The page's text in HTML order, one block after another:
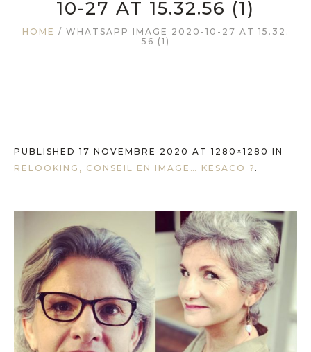
10-27 AT 15.32.56 (1)
HOME / WHATSAPP IMAGE 2020-10-27 AT 15.32.
56 (1)
PUBLISHED 17 NOVEMBRE 2020 AT 1280×1280 IN
RELOOKING, CONSEIL EN IMAGE… KESACO ? .